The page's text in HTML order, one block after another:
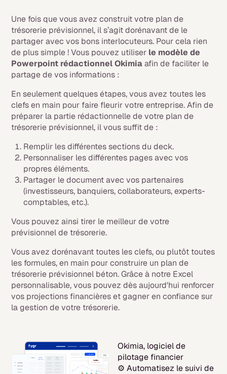
Une fois que vous avez construit votre plan de
trésorerie prévisionnel, il s’agit dorénavant de le
partager avec vos bons interlocuteurs. Pour cela rien
de plus simple ! Vous pouvez utiliser le modèle de
Powerpoint rédactionnel Okimiaafin de faciliter le
partage de vos informations :
En seulement quelques étapes, vous avez toutes les
clefs en main pour faire fleurir votre entreprise. Afin de
préparer la partie rédactionnelle de votre plan de
trésorerie prévisionnel, il vous suffit de :
Remplir les différentes sections du deck.
Personnaliser les différentes pages avec vos
propres éléments.
Partager le document avec vos partenaires
(investisseurs, banquiers, collaborateurs, experts-
comptables, etc.).
Vous pouvez ainsi tirer le meilleur de votre
prévisionnel de trésorerie.
Vous avez dorénavant toutes les clefs, ou plutôt toutes
les formules, en main pour construire un plan de
trésorerie prévisionnel béton. Grâce à notre Excel
personnalisable, vous pouvez dès aujourd'hui renforcer
vos projections financières et gagner en confiance sur
la gestion de votre trésorerie.
Okimia, logiciel de
pilotage financier
⚙️ Automatisez le suivi de